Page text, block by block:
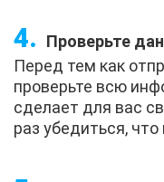
Проверьте
Перед тем как
проверьте всю
сделает для вас
раз убедиться,